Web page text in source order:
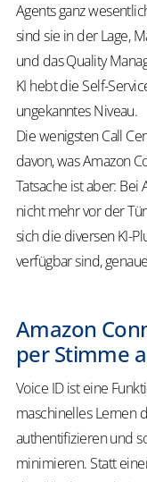
Agents ganz
sind sie in der Lage,
und das Quality
KI hebt die Self-
ungekanntes Niveau.
Die wenigsten Call
davon, was Amazon
Tatsache ist aber: Bei
nicht mehr vor der
sich die diversen KI-
verfügbar sind,
Amazon
per Stimme
Voice ID ist eine
maschinelles Lernen
authentifizieren und
minimieren. Statt